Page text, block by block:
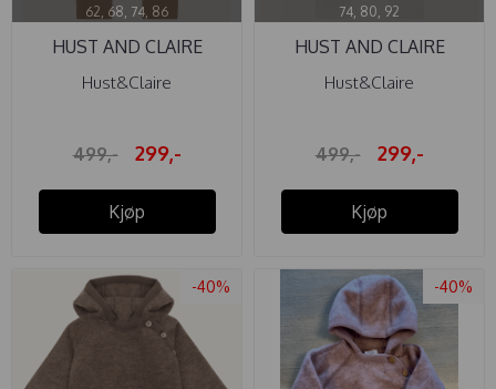
62, 68, 74, 86
HUST AND CLAIRE
HELDRESS ...
Hust&Claire
499,- 299,-
Kjøp
74, 80, 92
HUST AND CLAIRE
HELDRESS ...
Hust&Claire
499,- 299,-
Kjøp
-40% -40%